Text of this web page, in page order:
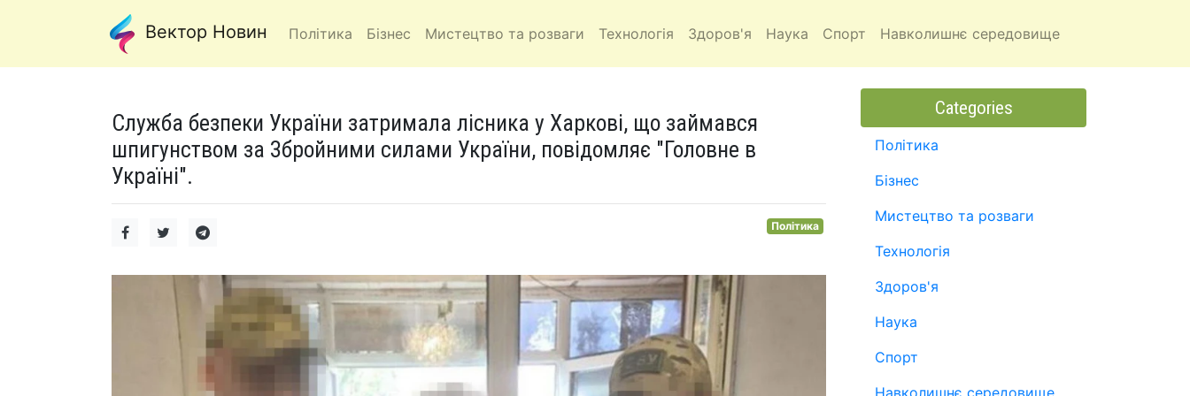
Вектор Новин Політика Бізнес Мистецтво та розваги Технологія Здоров'я Наука Спорт Навколишнє середовище
Служба безпеки України затримала лісника у Харкові, що займався
шпигунством за Збройними силами України, повідомляє "Головне в
Україні".
Політика
Categories
Політика
Бізнес
Мистецтво та розваги
Технологія
Здоров'я
Наука
Спорт
Навколишнє середовище